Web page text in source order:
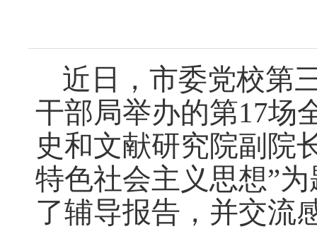
近日，市委党校第
干部局举办的第17场
史和文献研究院副院
特色社会主义思想”
了辅导报告，并交流